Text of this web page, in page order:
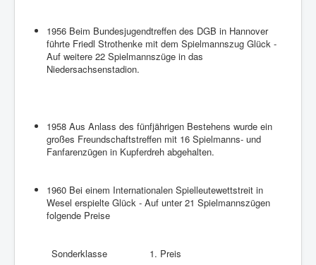
1956 Beim Bundesjugendtreffen des DGB in Hannover
führte Friedl Strothenke mit dem Spielmannszug Glück -
Auf weitere 22 Spielmannszüge in das
Niedersachsenstadion.
1958 Aus Anlass des fünfjährigen Bestehens wurde ein
großes Freundschaftstreffen mit 16 Spielmanns- und
Fanfarenzügen in Kupferdreh abgehalten.
1960 Bei einem Internationalen Spielleutewettstreit in
Wesel erspielte Glück - Auf unter 21 Spielmannszügen
folgende Preise
Sonderklasse 1. Preis